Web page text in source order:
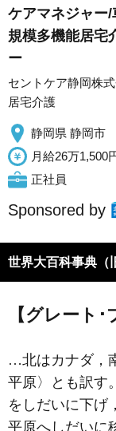
ケアマネジャー
規模多機能居宅
ー
セントケア静岡株
居宅介護
静岡県 静岡市
月給26万1,500
正社員
Sponsored by
世界大百科事典（
【グレート
…北はカナダ，
平原〉とも訳す
をしだいに下げ
平原へしだいに